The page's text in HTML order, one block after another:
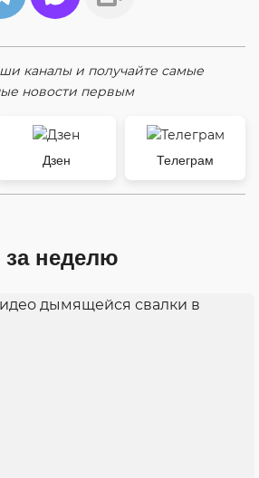
каналы и получайте самые
новости первым
Дзен Телеграм
неделю